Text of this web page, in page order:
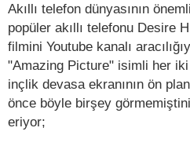
Akıllı telefon dünyasının
popüler akıllı telefonu Desire
filmini Youtube kanalı
"Amazing Picture" isimli her
inçlik devasa ekranının ön
önce böyle birşey
eriyor;